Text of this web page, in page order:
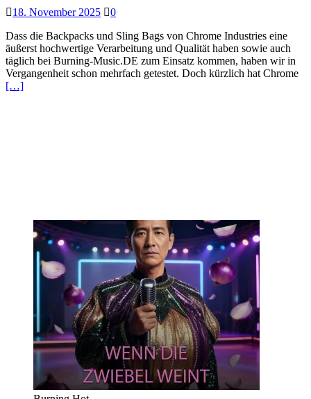
18. November 2025
0
Dass die Backpacks und Sling Bags von Chrome Industries eine
äußerst hochwertige Verarbeitung und Qualität haben sowie auch
täglich bei Burning-Music.DE zum Einsatz kommen, haben wir in
Vergangenheit schon mehrfach getestet. Doch kürzlich hat Chrome
[…]